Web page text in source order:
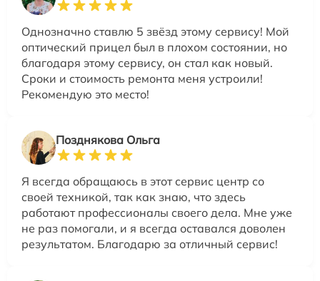
Однозначно ставлю 5 звёзд этому сервису! Мой
оптический прицел был в плохом состоянии, но
благодаря этому сервису, он стал как новый.
Сроки и стоимость ремонта меня устроили!
Рекомендую это место!
Позднякова Ольга
Я всегда обращаюсь в этот сервис центр со
своей техникой, так как знаю, что здесь
работают профессионалы своего дела. Мне уже
не раз помогали, и я всегда оставался доволен
результатом. Благодарю за отличный сервис!